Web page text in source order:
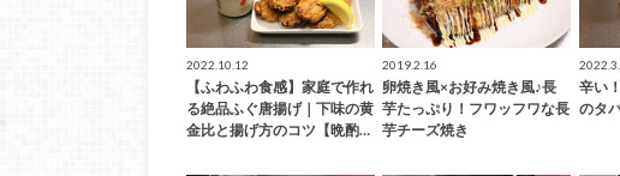
2022.10.12
【ふわふわ食感】家庭で作れ
る絶品ふぐ唐揚げ｜下味の黄
金比と揚げ方のコツ【晩酌…
2019.2.16
卵焼き風×お好み焼き風♪長
芋たっぷり！フワッフワな長
芋チーズ焼き
辛い
のタ